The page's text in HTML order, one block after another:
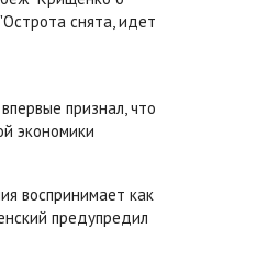
снята, идет
признал, что
экономики
воспринимает как
предупредил